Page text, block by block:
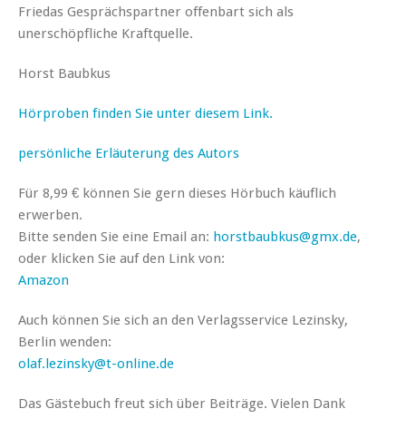
Friedas Gesprächspartner offenbart sich als
unerschöpfliche Kraftquelle.
Horst Baubkus
Hörproben finden Sie unter diesem Link.
persönliche Erläuterung des Autors
Für 8,99 € können Sie gern dieses Hörbuch käuflich
erwerben.
Bitte senden Sie eine Email an: horstbaubkus@gmx.de,
oder klicken Sie auf den Link von:
Amazon
Auch können Sie sich an den Verlagsservice Lezinsky,
Berlin wenden:
olaf.lezinsky@t-online.de
Das Gästebuch freut sich über Beiträge. Vielen Dank